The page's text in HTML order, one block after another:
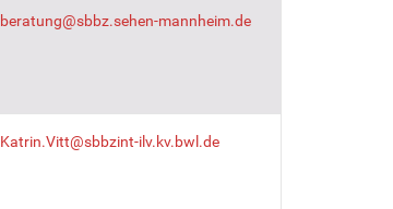
beratung@sbbz.sehen-mannheim.de
Katrin.Vitt@sbbzint-ilv.kv.bwl.de